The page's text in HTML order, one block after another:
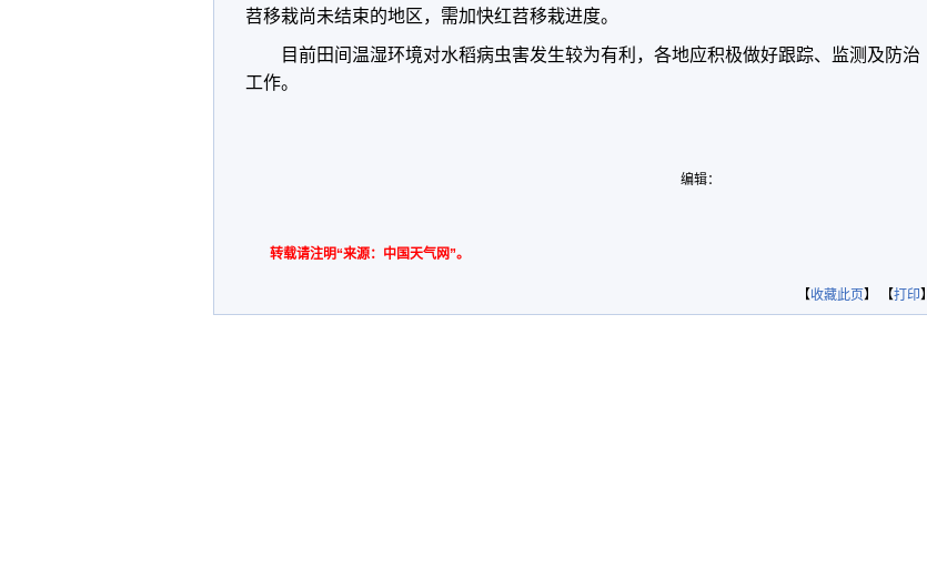
苕移栽尚未结束的地区，需加快红苕移栽进度。
目前田间温湿环境对水稻病虫害发生较为有利，各地应积极做好跟踪、监测及防治
工作。
编辑：
转载请注明“来源：中国天气网”。
【收藏此页】 【打印】